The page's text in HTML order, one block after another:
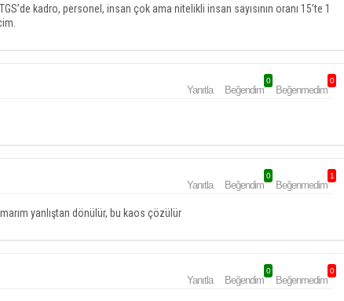
kadro, personel, insan çok ama nitelikli insan sayısının oranı 15’te 1
Yanıtla Beğendim
0
Beğenmedim
0
Yanıtla Beğendim
0
Beğenmedim
1
yanlıştan dönülür, bu kaos çözülür
Yanıtla Beğendim
0
Beğenmedim
0